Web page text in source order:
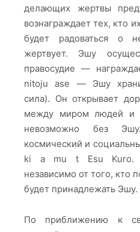
делающих жертвы
вознаграждает тех, кто
будет радоваться о
жертвует. Эшу
правосудие —
nitoju ase — Эшу
сила). Он открывает
между миром людей и
невозможно без
космический и
ki a mu t Esu Kuro.
независимо от того, кто
будет принадлежать Эшу.
По приближению к